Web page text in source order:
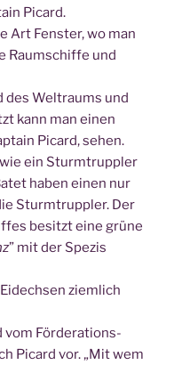
Picard.
Art Fens­ter, wo man
Raum­schif­fe und
des Welt­raums und
kann man einen
Picard, sehen.
ein Sturm­trupp­ler
haben einen nur
Sturm­trupp­ler. Der
besitzt eine grü­ne
” mit der Spe­zis
ziem­lich
vom För­de­ra­ti­ons­
Picard vor. „Mit wem